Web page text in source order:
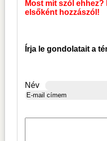
Most mit szól ehhez?
elsőként hozzászól!
Írja le gondolatait a
Név